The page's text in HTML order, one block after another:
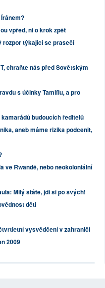
vpřed, ni o krok zpět
rozpor týkající se prasečí
chraňte nás před Sovětským
s účinky Tamiflu, a pro
budoucích ředitelů
aneb máme rizika podcenit,
ve Rwandě, nebo neokoloniální
Milý státe, jdi si po svých!
dětí
vysvědčení v zahraničí
2009